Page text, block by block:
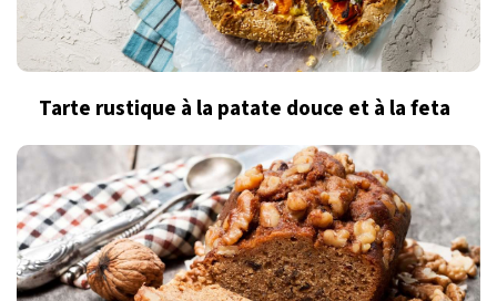
Tarte rustique à la patate douce et à la feta